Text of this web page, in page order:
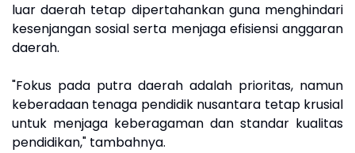
luar daerah tetap dipertahankan guna menghindari
kesenjangan sosial serta menjaga efisiensi anggaran
daerah.
"Fokus pada putra daerah adalah prioritas, namun
keberadaan tenaga pendidik nusantara tetap krusial
untuk menjaga keberagaman dan standar kualitas
pendidikan," tambahnya.